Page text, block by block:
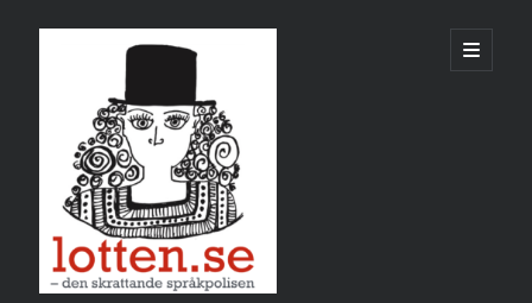
öppna
primär